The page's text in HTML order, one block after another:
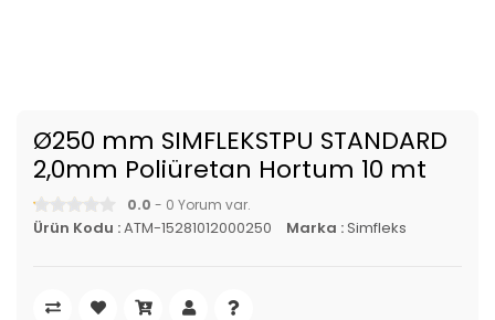
Ø250 mm SIMFLEKSTPU STANDARD
2,0mm Poliüretan Hortum 10 mt
0.0 - 0 Yorum var.
Ürün Kodu :ATM-15281012000250 Marka :Simfleks